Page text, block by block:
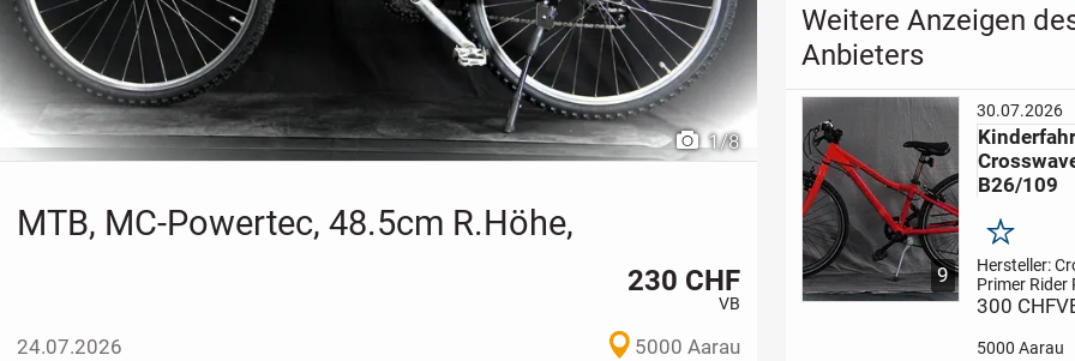
1/8
MTB, MC-Powertec, 48.5cm R.Höhe,
230 CHF
VB
24.07.2026 5000 Aarau
Weitere Anzeigen
Anbieters
9
30.07.2026
B26/109
Merken
Hersteller:
Primer Rider
24 Zoll
Beschrieb:
300 CHF
5000 Aarau